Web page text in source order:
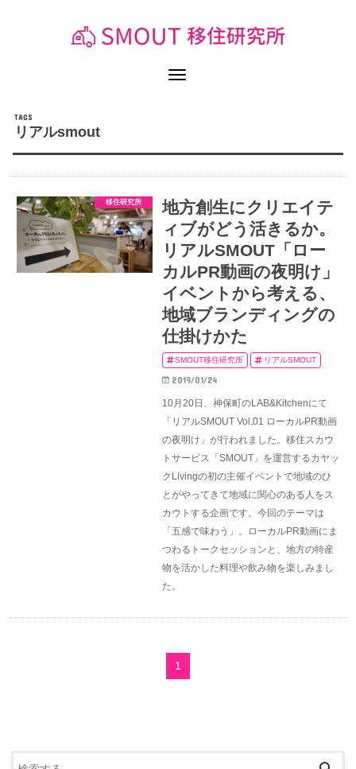
リアルsmout
移住研究所
地方創生にクリエイテ
ィブがどう活きるか。
リアルSMOUT「ロー
カルPR動画の夜明け」
イベントから考える、
地域ブランディングの
仕掛けかた
SMOUT移住研究所 リアルSMOUT
2019/01/24
10月20日、神保町のLAB&Kitchenにて
「リアルSMOUT Vol.01 ローカルPR動画
の夜明け」が行われました。移住スカウ
トサービス「SMOUT」を運営するカヤッ
クLivingの初の主催イベントで地域のひ
とがやってきて地域に関心のある人をス
カウトする企画です。今回のテーマは
「五感で味わう」。ローカルPR動画にま
つわるトークセッションと、地方の特産
物を活かした料理や飲み物を楽しみまし
た。
1